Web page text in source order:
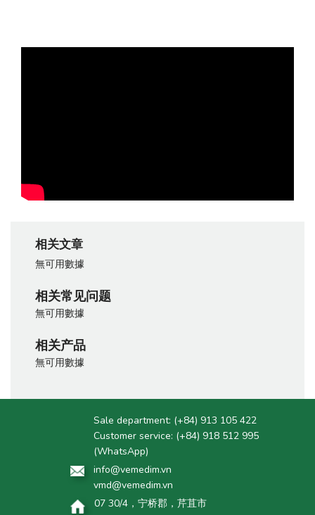
相关文章
無可用數據
相关常见问题
無可用數據
相关产品
無可用數據
Sale department: (+84) 913 105 422
Customer service: (+84) 918 512 995
(WhatsApp)
info@vemedim.vn
vmd@vemedim.vn
07 30/4，宁桥郡，芹苴市